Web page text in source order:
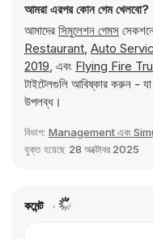
আমরা এরপর কোন গেম খেলবো?
আমাদের সিমুলেশন গেমস
Restaurant, Auto
2019, এবং Flying Fire
টাইটেলগুলি আবিষ্কার করুন - যা
উপলব্ধ।
বিভাগ: Management এবং
যুক্ত হয়েছে 28 অক্টোবর 2025
কমেন্ট